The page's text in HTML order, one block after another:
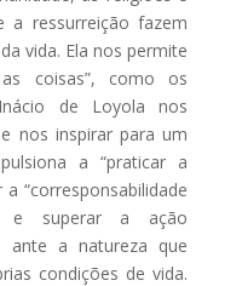
ressurreição fazem
vida. Ela nos permite
coisas”, como os
de Loyola nos
nos inspirar para um
a “praticar a
“corresponsabilidade
e superar a ação
ante a natureza que
condições de vida.